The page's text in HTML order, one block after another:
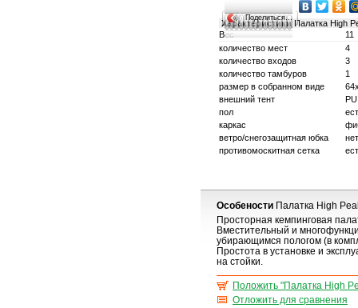
Поделиться…
ХарактеристикиПалатка High
Вес
11
количество мест
4
количество входов
3
количество тамбуров
1
размер в собранном виде
внешний тент
пол
каркас
ветро/снегозащитная юбка
нет
противомоскитная сетка
Особености Палатка High
Просторная кемпинговая
Вместительный и
убирающимся пологом (в
Простота в установке и
на стойки.
Положить "Палатка High
Отложить для сравнения